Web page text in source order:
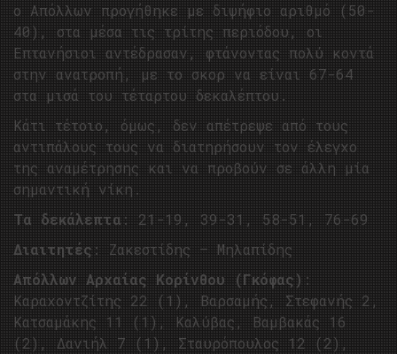
ο Απόλλων προγήθηκε με διψήφιο αριθμό (50-
40), στα μέσα τις τρίτης περιόδου, οι
Επτανήσιοι αντέδρασαν, φτάνοντας πολύ κοντά
στην ανατροπή, με το σκορ να είναι 67-64
στα μισά του τέταρτου δεκαλέπτου.
Κάτι τέτοιο, όμως, δεν απέτρεψε από τους
αντιπάλους τους να διατηρήσουν τον έλεγχο
της αναμέτρησης και να προβούν σε άλλη μία
σημαντική νίκη.
Τα δεκάλεπτα: 21-19, 39-31, 58-51, 76-69
Διαιτητές : Ζακεστίδης – Μηλαπίδης
Απόλλων Αρχαίας Κορίνθου (Γκόφας) :
Καραχοντζίτης 22 (1), Βαρσαμής, Στεφανής 2,
Κατσαμάκης 11 (1), Καλύβας, Βαμβακάς 16
(2), Δανιήλ 7 (1), Σταυρόπουλος 12 (2),